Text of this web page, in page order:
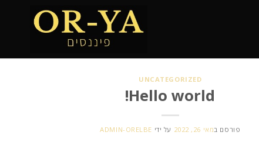
UNCATEGORIZED
Hello world!
פורסם במאי 26, 2022 על ידי ADMIN-ORELBE